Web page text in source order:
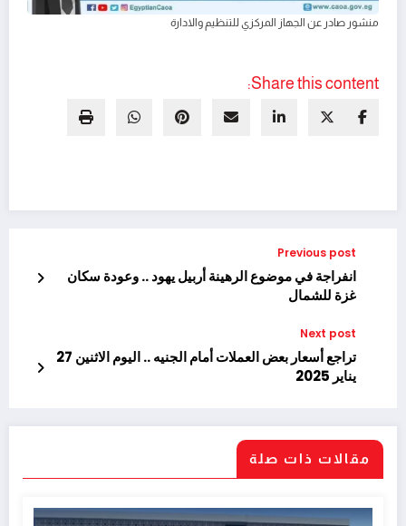
منشور صادر عن الجهاز المركزي للتنظيم والادارة
Share this content:
Previous post
انفراجة في موضوع الرهينة أربيل يهود .. وعودة سكان
غزة للشمال
Next post
تراجع أسعار بعض العملات أمام الجنيه .. اليوم الاثنين 27
يناير 2025
مقالات ذات صلة